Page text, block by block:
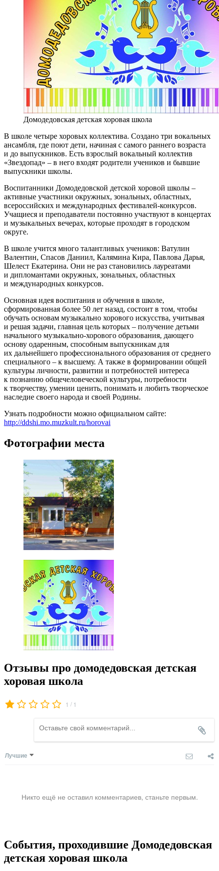
Домодедовская детская хоровая школа
В школе четыре хоровых коллектива. Создано три вокальных
ансамбля, где поют дети, начиная с самого раннего возраста
и до выпускников. Есть взрослый вокальный коллектив
«Звездопад» – в него входят родители учеников и бывшие
выпускники школы.
Воспитанники Домодедовской детской хоровой школы –
активные участники окружных, зональных, областных,
всероссийских и международных фестивалей-конкурсов.
Учащиеся и преподаватели постоянно участвуют в концертах
и музыкальных вечерах, которые проходят в городском
округе.
В школе учится много талантливых учеников: Ватулин
Валентин, Спасов Даниил, Калямина Кира, Павлова Дарья,
Шелест Екатерина. Они не раз становились лауреатами
и дипломантами окружных, зональных, областных
и международных конкурсов.
Основная идея воспитания и обучения в школе,
сформированная более 50 лет назад, состоит в том, чтобы
обучать основам музыкально хорового искусства, учитывая
и решая задачи, главная цель которых – получение детьми
начального музыкально-хорового образования, дающего
основу одаренным, способным выпускникам для
их дальнейшего профессионального образования от среднего
специального – к высшему. А также в формировании общей
культуры личности, развитии и потребностей интереса
к познанию общечеловеческой культуры, потребности
к творчеству, умении ценить, понимать и любить творческое
наследие своего народа и своей Родины.
Узнать подробности можно официальном сайте:
http://ddshi.mo.muzkult.ru/horovai
Фотографии места
Отзывы про домодедовская детская
хоровая школа
1 / 1
Лучшие
Никто ещё не оставил комментариев, станьте первым.
События, проходившие Домодедовская
детская хоровая школа